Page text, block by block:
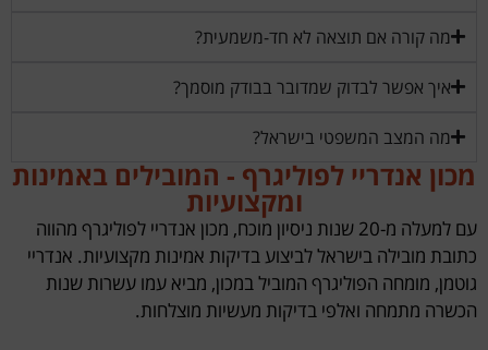
מה קורה אם תוצאה לא חד-משמעית?
איך אפשר לבדוק שמדובר בבודק מוסמך?
מה המצב המשפטי בישראל?
מכון אנדריי לפוליגרף - המובילים באמינות
ומקצועיות
עם למעלה מ-20 שנות ניסיון מוכח, מכון אנדריי לפוליגרף מהווה
כתובת מובילה בישראל לביצוע בדיקות אמינות מקצועיות. אנדריי
גוטמן, מומחה הפוליגרף המוביל במכון, מביא עמו עשרות שנות
הכשרה מתמחה ואלפי בדיקות מעשיות מוצלחות.